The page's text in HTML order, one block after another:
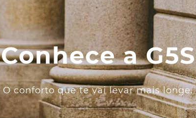
Conhece a G5S
O conforto que te vai levar mais longe.